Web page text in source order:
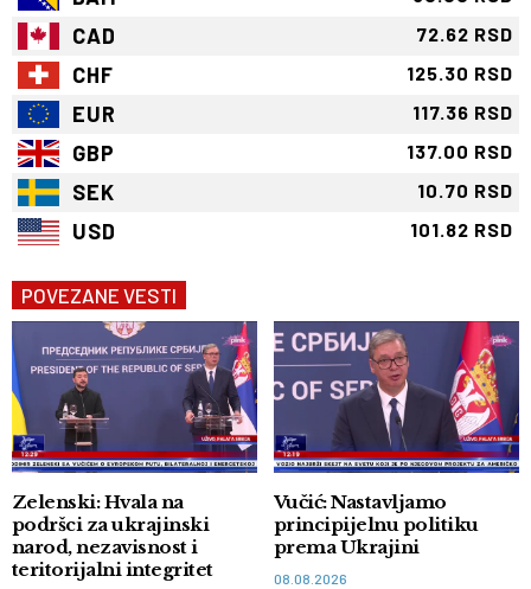
CAD 72.62 RSD
CHF 125.30 RSD
EUR 117.36 RSD
GBP 137.00 RSD
SEK 10.70 RSD
USD 101.82 RSD
POVEZANE VESTI
Zelenski: Hvala na
podršci za ukrajinski
narod, nezavisnost i
teritorijalni integritet
Vučić: Nastavljamo
principijelnu politiku
prema Ukrajini
08.08.2026